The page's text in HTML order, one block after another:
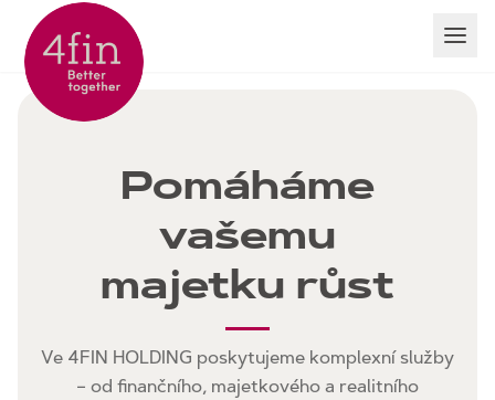
Pomáháme
vašemu
majetku růst
Ve 4FIN HOLDING poskytujeme komplexní služby
– od finančního, majetkového a realitního